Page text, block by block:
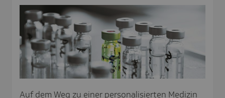
Auf dem Weg zu einer personalisierten Medizin